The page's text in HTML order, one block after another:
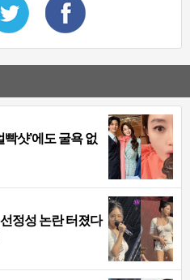
빡샷’에도 굴욕 없
정성 논란 터졌다